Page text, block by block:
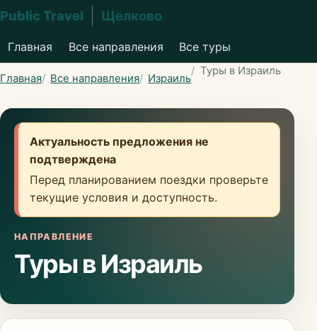
Public Travel Щелково
Главная Все направления Все туры
Главная Все направления Израиль
Туры в Израиль
Актуальность предложения не
подтверждена
Перед планированием поездки проверьте
текущие условия и доступность.
НАПРАВЛЕНИЕ
Туры в Израиль